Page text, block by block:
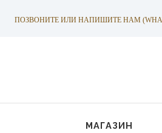
ПОЗВОНИТЕ ИЛИ НАПИШИТЕ НАМ
МАГАЗИН